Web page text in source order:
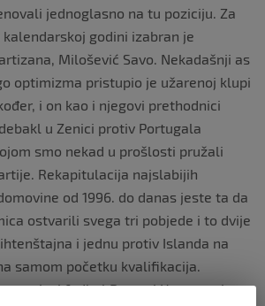
jednoglasno na tu poziciju. Za
godini izabran je
Milošević Savo. Nekadašnji as
optimizma pristupio je užarenoj klupi
i on kao i njegovi prethodnici
u Zenici protiv Portugala
smo nekad u prošlosti pružali
Rekapitulacija najslabijih
od 1996. do danas jeste ta da
ostvarili svega tri pobjede i to dvije
i jednu protiv Islanda na
samom početku kvalifikacija.
fudbal Bosne i Hercegovine